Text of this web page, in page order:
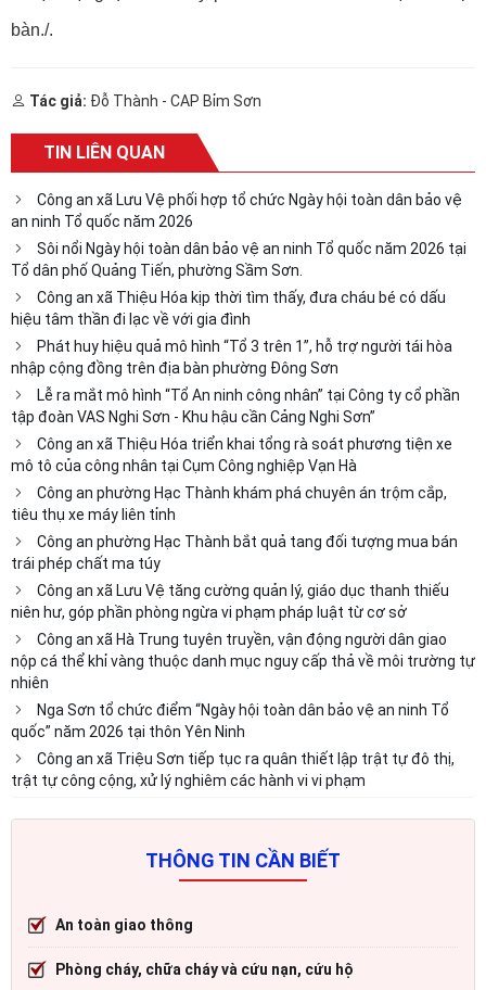
bàn./.
Tác giả: Đỗ Thành - CAP Bỉm Sơn
TIN LIÊN QUAN
Công an xã Lưu Vệ phối hợp tổ chức Ngày hội toàn dân bảo vệ
an ninh Tổ quốc năm 2026
Sôi nổi Ngày hội toàn dân bảo vệ an ninh Tổ quốc năm 2026 tại
Tổ dân phố Quảng Tiến, phường Sầm Sơn.
Công an xã Thiệu Hóa kịp thời tìm thấy, đưa cháu bé có dấu
hiệu tâm thần đi lạc về với gia đình
Phát huy hiệu quả mô hình “Tổ 3 trên 1”, hỗ trợ người tái hòa
nhập cộng đồng trên địa bàn phường Đông Sơn
Lễ ra mắt mô hình “Tổ An ninh công nhân” tại Công ty cổ phần
tập đoàn VAS Nghi Sơn - Khu hậu cần Cảng Nghi Sơn”
Công an xã Thiệu Hóa triển khai tổng rà soát phương tiện xe
mô tô của công nhân tại Cụm Công nghiệp Vạn Hà
Công an phường Hạc Thành khám phá chuyên án trộm cắp,
tiêu thụ xe máy liên tỉnh
Công an phường Hạc Thành bắt quả tang đối tượng mua bán
trái phép chất ma túy
Công an xã Lưu Vệ tăng cường quản lý, giáo dục thanh thiếu
niên hư, góp phần phòng ngừa vi phạm pháp luật từ cơ sở
Công an xã Hà Trung tuyên truyền, vận động người dân giao
nộp cá thể khỉ vàng thuộc danh mục nguy cấp thả về môi trường tự
nhiên
Nga Sơn tổ chức điểm “Ngày hội toàn dân bảo vệ an ninh Tổ
quốc” năm 2026 tại thôn Yên Ninh
Công an xã Triệu Sơn tiếp tục ra quân thiết lập trật tự đô thị,
trật tự công cộng, xử lý nghiêm các hành vi vi phạm
THÔNG TIN CẦN BIẾT
An toàn giao thông
Phòng cháy, chữa cháy và cứu nạn, cứu hộ